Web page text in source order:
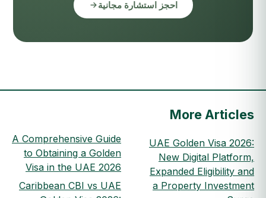
احجز استشارة مجانية
More Articles
UAE Golden Visa 2026:
New Digital Platform,
Expanded Eligibility and
a Property Investment
A Comprehensive Guide
to Obtaining a Golden
Visa in the UAE 2026
Caribbean CBI vs UAE